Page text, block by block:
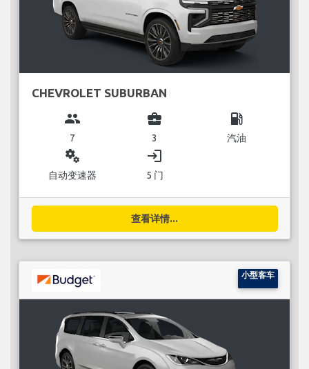
CHEVROLET SUBURBAN
group
7
business_center
3
local_gas_station
汽油
miscellaneous_services
自动变速器
login
5 门
查看详情...
小型客车